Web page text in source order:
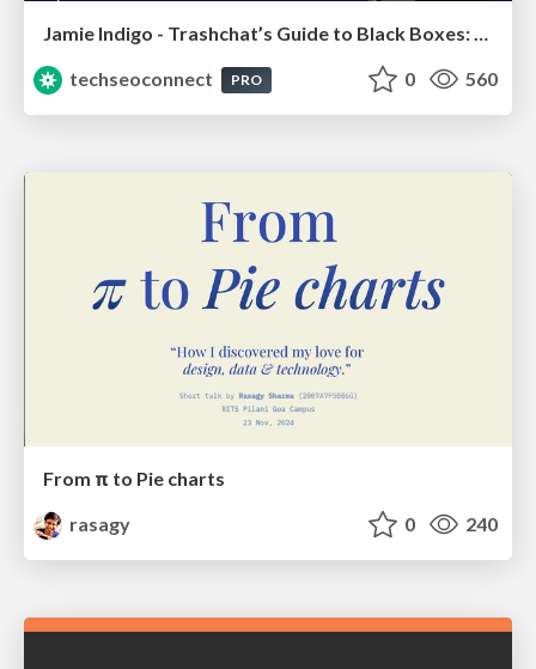
Jamie Indigo - Trashchat’s Guide to Black Boxes: Technical SEO Tactics for LLMs
techseoconnect
PRO 0 560
From π to Pie charts
rasagy
0 240